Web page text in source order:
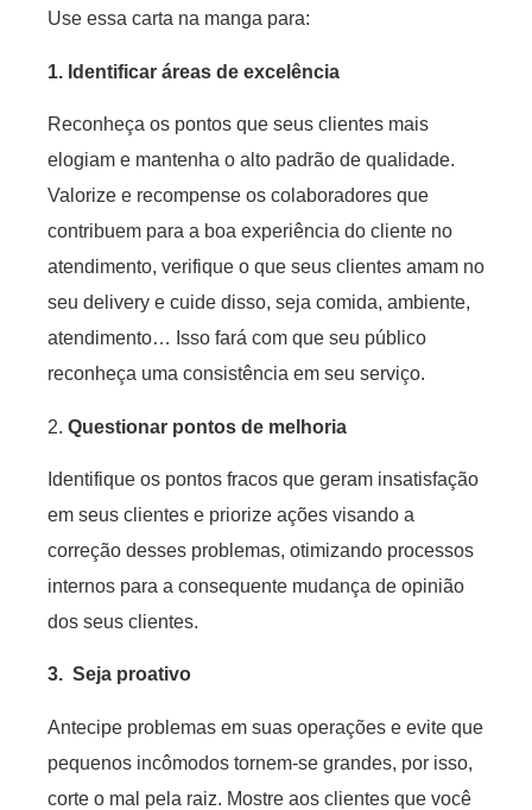
Use essa carta na manga para:
1. Identificar áreas de excelência
Reconheça os pontos que seus clientes mais
elogiam e mantenha o alto padrão de qualidade.
Valorize e recompense os colaboradores que
contribuem para a boa experiência do cliente no
atendimento, verifique o que seus clientes amam no
seu delivery e cuide disso, seja comida, ambiente,
atendimento… Isso fará com que seu público
reconheça uma consistência em seu serviço.
2. Questionar pontos de melhoria
Identifique os pontos fracos que geram insatisfação
em seus clientes e priorize ações visando a
correção desses problemas, otimizando processos
internos para a consequente mudança de opinião
dos seus clientes.
3. Seja proativo
Antecipe problemas em suas operações e evite que
pequenos incômodos tornem-se grandes, por isso,
corte o mal pela raiz. Mostre aos clientes que você